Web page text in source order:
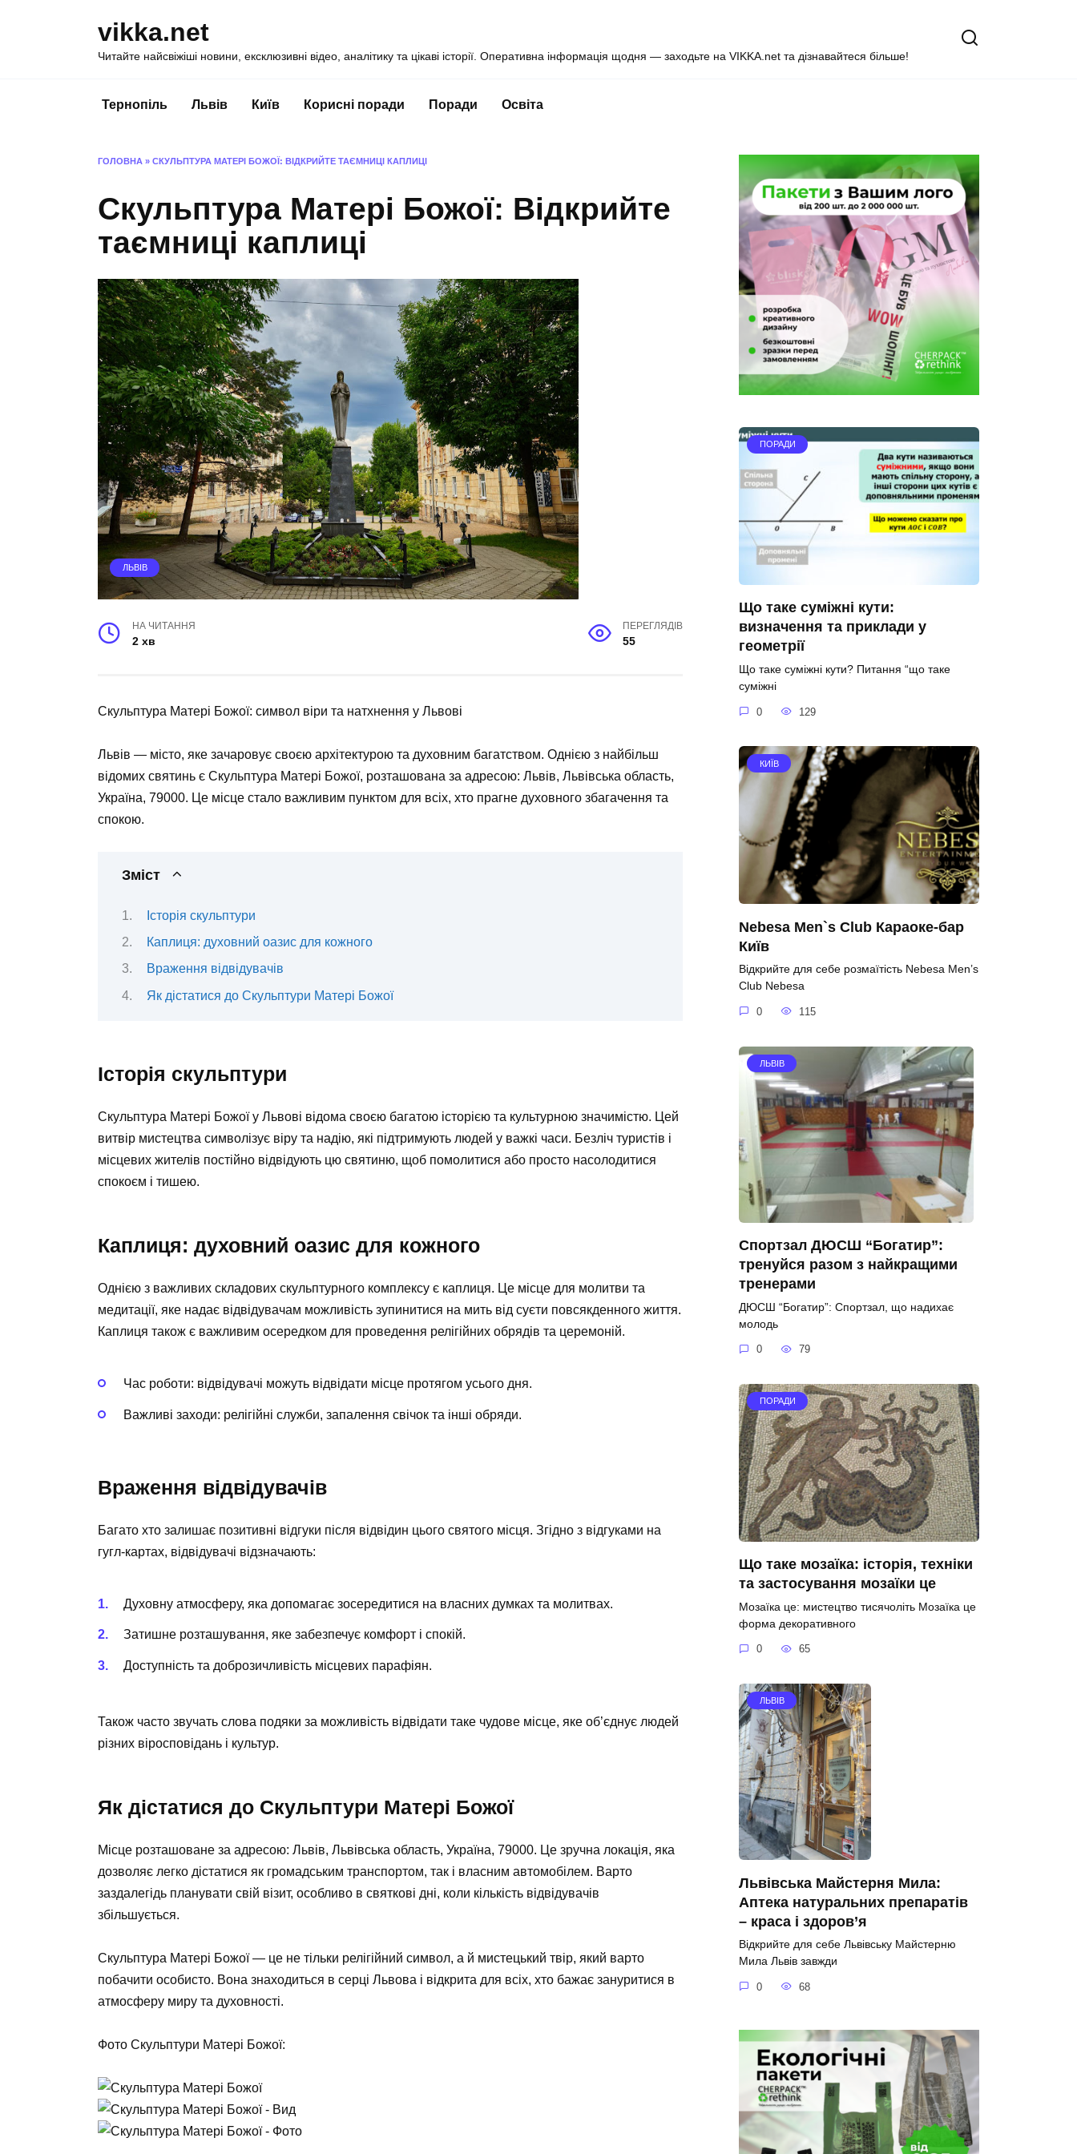
vikka.net
Читайте найсвіжіші новини, ексклюзивні відео, аналітику та цікаві історії. Оперативна інформація щодня — заходьте на VIKKA.net та дізнавайтеся більше!
Тернопіль Львів Київ Корисні поради Поради Освіта
ГОЛОВНА » СКУЛЬПТУРА МАТЕРІ БОЖОЇ: ВІДКРИЙТЕ ТАЄМНИЦІ КАПЛИЦІ
Скульптура Матері Божої: Відкрийте
таємниці каплиці
ЛЬВІВ
НА ЧИТАННЯ
2 хв
ПЕРЕГЛЯДІВ
55
Скульптура Матері Божої: символ віри та натхнення у Львові
Львів — місто, яке зачаровує своєю архітектурою та духовним багатством. Однією з найбільш
відомих святинь є Скульптура Матері Божої, розташована за адресою: Львів, Львівська область,
Україна, 79000. Це місце стало важливим пунктом для всіх, хто прагне духовного збагачення та
спокою.
Зміст
Історія скульптури
Каплиця: духовний оазис для кожного
Враження відвідувачів
Як дістатися до Скульптури Матері Божої
Історія скульптури
Скульптура Матері Божої у Львові відома своєю багатою історією та культурною значимістю. Цей
витвір мистецтва символізує віру та надію, які підтримують людей у важкі часи. Безліч туристів і
місцевих жителів постійно відвідують цю святиню, щоб помолитися або просто насолодитися
спокоєм і тишею.
Каплиця: духовний оазис для кожного
Однією з важливих складових скульптурного комплексу є каплиця. Це місце для молитви та
медитації, яке надає відвідувачам можливість зупинитися на мить від суєти повсякденного життя.
Каплиця також є важливим осередком для проведення релігійних обрядів та церемоній.
Час роботи: відвідувачі можуть відвідати місце протягом усього дня.
Важливі заходи: релігійні служби, запалення свічок та інші обряди.
Враження відвідувачів
Багато хто залишає позитивні відгуки після відвідин цього святого місця. Згідно з відгуками на
гугл-картах, відвідувачі відзначають:
Духовну атмосферу, яка допомагає зосередитися на власних думках та молитвах.
Затишне розташування, яке забезпечує комфорт і спокій.
Доступність та доброзичливість місцевих парафіян.
Також часто звучать слова подяки за можливість відвідати таке чудове місце, яке об’єднує людей
різних віросповідань і культур.
Як дістатися до Скульптури Матері Божої
Місце розташоване за адресою: Львів, Львівська область, Україна, 79000. Це зручна локація, яка
дозволяє легко дістатися як громадським транспортом, так і власним автомобілем. Варто
заздалегідь планувати свій візит, особливо в святкові дні, коли кількість відвідувачів
збільшується.
Скульптура Матері Божої — це не тільки релігійний символ, а й мистецький твір, який варто
побачити особисто. Вона знаходиться в серці Львова і відкрита для всіх, хто бажає зануритися в
атмосферу миру та духовності.
Фото Скульптури Матері Божої:
ПОРАДИ
Що таке суміжні кути:
визначення та приклади у
геометрії
Що таке суміжні кути? Питання “що таке
суміжні
0 129
КИЇВ
Nebesa Men`s Club Караоке-бар
Київ
Відкрийте для себе розмаїтість Nebesa Men’s
Club Nebesa
0 115
ЛЬВІВ
Спортзал ДЮСШ “Богатир”:
тренуйся разом з найкращими
тренерами
ДЮСШ “Богатир”: Спортзал, що надихає
молодь
0 79
ПОРАДИ
Що таке мозаїка: історія, техніки
та застосування мозаїки це
Мозаїка це: мистецтво тисячоліть Мозаїка це
форма декоративного
0 65
ЛЬВІВ
Львівська Майстерня Мила:
Аптека натуральних препаратів
– краса і здоров’я
Відкрийте для себе Львівську Майстерню
Мила Львів завжди
0 68